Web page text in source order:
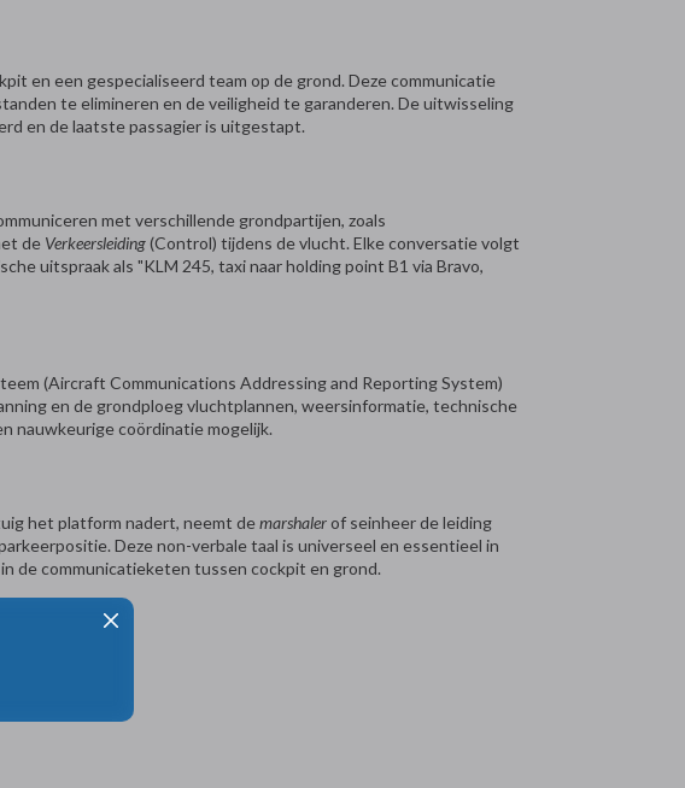
en een gespecialiseerd team op de grond. Deze communicatie
te elimineren en de veiligheid te garanderen. De uitwisseling
en de laatste passagier is uitgestapt.
met verschillende grondpartijen, zoals
de Verkeersleiding(Control) tijdens de vlucht. Elke conversatie volgt
uitspraak als "KLM 245, taxi naar holding point B1 via Bravo,
(Aircraft Communications Addressing and Reporting System)
en de grondploeg vluchtplannen, weersinformatie, technische
nauwkeurige coördinatie mogelijk.
het platform nadert, neemt demarshalerof seinheer de leiding
Deze non-verbale taal is universeel en essentieel in
de communicatieketen tussen cockpit en grond.